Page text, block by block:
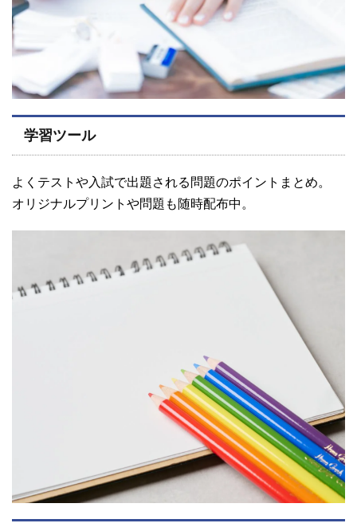
学習ツール
よくテストや入試で出題される問題のポイントまとめ。
オリジナルプリントや問題も随時配布中。